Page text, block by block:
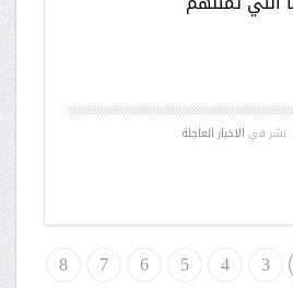
نشر في الاخبار العاجلة
3
4
5
6
7
8